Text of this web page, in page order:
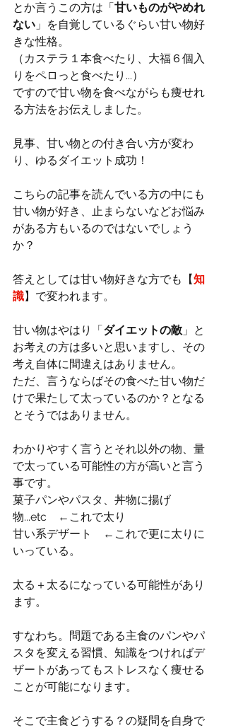
とか言うこの方は「甘いものがやめれ
ない 」を自覚しているぐらい甘い物好
きな性格。
（カステラ１本食べたり、大福６個入
りをペロっと食べたり...）
ですので甘い物を食べながらも痩せれ
る方法をお伝えしました。
見事、甘い物との付き合い方が変わ
り、ゆるダイエット成功！
こちらの記事を読んでいる方の中にも
甘い物が好き、止まらないなどお悩み
がある方もいるのではないでしょう
か？
答えとしては甘い物好きな方でも【知
識】で変われます。
甘い物はやはり「ダイエットの敵 」と
お考えの方は多いと思いますし、その
考え自体に間違えはありません。
ただ、言うならばその食べた甘い物だ
けで果たして太っているのか？となる
とそうではありません。
わかりやすく言うとそれ以外の物、量
で太っている可能性の方が高いと言う
事です。
菓子パンやパスタ、丼物に揚げ
物...etc　←これで太り
甘い系デザート　←これで更に太りに
いっている。
太る＋太るになっている可能性があり
ます。
すなわち。問題である主食のパンやパ
スタを変える習慣、知識をつければデ
ザートがあってもストレスなく痩せる
ことが可能になります。
そこで主食どうする？の疑問を自身で